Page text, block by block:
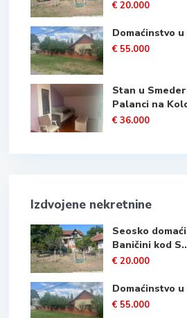
€ 20.000
Domaćinstvo
€ 55.000
Stan u
Palanci na
€ 36.000
Izdvojene nekretnine
Seosko
Baničini kod
€ 20.000
Domaćinstvo
€ 55.000